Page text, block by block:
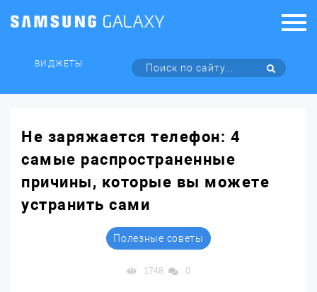
ВИДЖЕТЫ
Не заряжается телефон: 4
самые распространенные
причины, которые вы можете
устранить сами
Полезные советы
1748 0